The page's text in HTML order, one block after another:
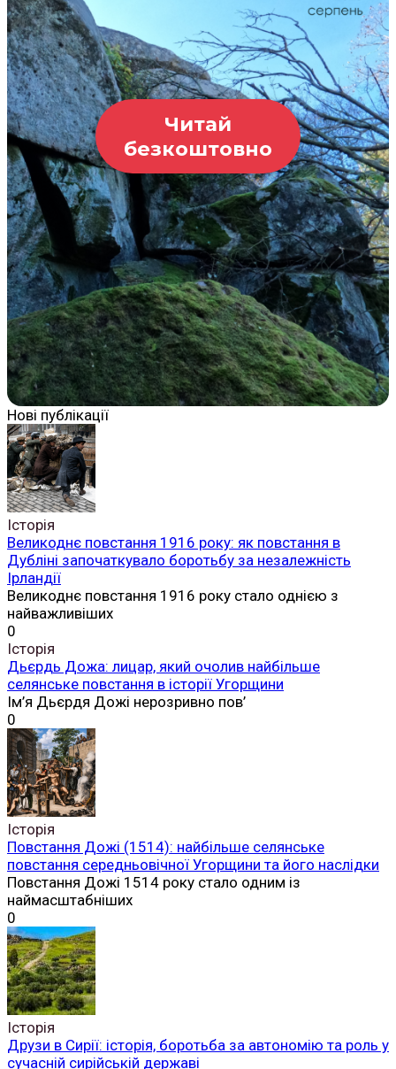
Читай
безкоштовно
Нові публікації
Історія
Великоднє повстання 1916 року: як повстання в
Дубліні започаткувало боротьбу за незалежність
Ірландії
Великоднє повстання 1916 року стало однією з
найважливіших
0
Історія
Дьєрдь Дожа: лицар, який очолив найбільше
селянське повстання в історії Угорщини
Ім’я Дьєрдя Дожі нерозривно пов’
0
Історія
Повстання Дожі (1514): найбільше селянське
повстання середньовічної Угорщини та його наслідки
Повстання Дожі 1514 року стало одним із
наймасштабніших
0
Історія
Друзи в Сирії: історія, боротьба за автономію та роль у
сучасній сирійській державі